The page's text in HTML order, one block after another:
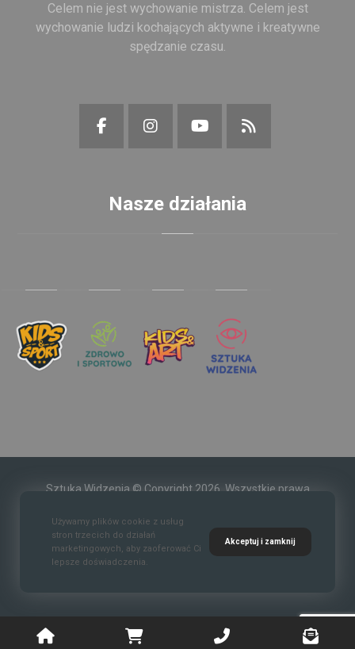
Celem nie jest wychowanie mistrza. Celem jest
wychowanie ludzi kochających aktywne i kreatywne
spędzanie czasu.
Nasze działania
Sztuka Widzenia © Copyright 2026. Wszystkie prawa
Używamy plików cookie z usług
stron trzecich do działań
marketingowych, aby zaoferować Ci
lepsze doświadczenia.
Akceptuj i zamknij